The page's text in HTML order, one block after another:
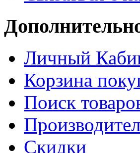
Личный
Корзина
Поиск
Скидки